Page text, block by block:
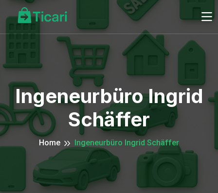
Ingeneurbüro Ingrid
Schäffer
Home Ingeneurbüro Ingrid Schäffer